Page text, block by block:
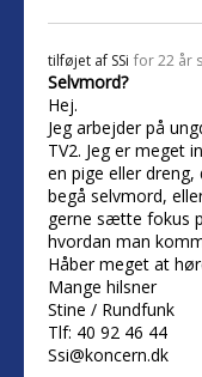
tilføjet af SSi for 22 år
Selvmord?
Hej.
Jeg arbejder på
TV2. Jeg er meget
en pige eller
begå selvmord,
gerne sætte fokus
hvordan man
Håber meget at
Mange hilsner
Stine / Rundfunk
Tlf: 40 92 46 44
Ssi@koncern.dk